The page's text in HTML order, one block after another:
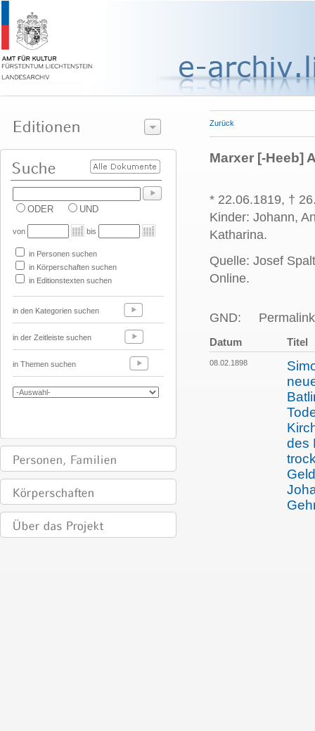
ODER UND
von bis
in Personen suchen
in Körperschaften suchen
in Editionstexten suchen
in den Kategorien suchen
in der Zeitleiste suchen
in Themen suchen
Zurück
Marxer [-Heeb]
* 22.06.1819, †
Kinder: Johann,
Katharina.
Quelle: Josef
Online.
GND:
Datum Titel
08.02.1898
des